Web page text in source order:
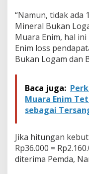
“Namun, tidak ada
Mineral Bukan
Muara Enim, hal
Enim loss
Bukan Logam dan
Baca juga:
Muara Enim
sebagai
Jika hitungan
Rp36.000 =
diterima Pemda,